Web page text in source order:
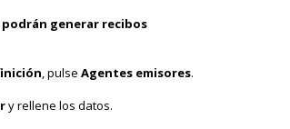
generar recibos
, pulse Agentes emisores.
y rellene los datos.